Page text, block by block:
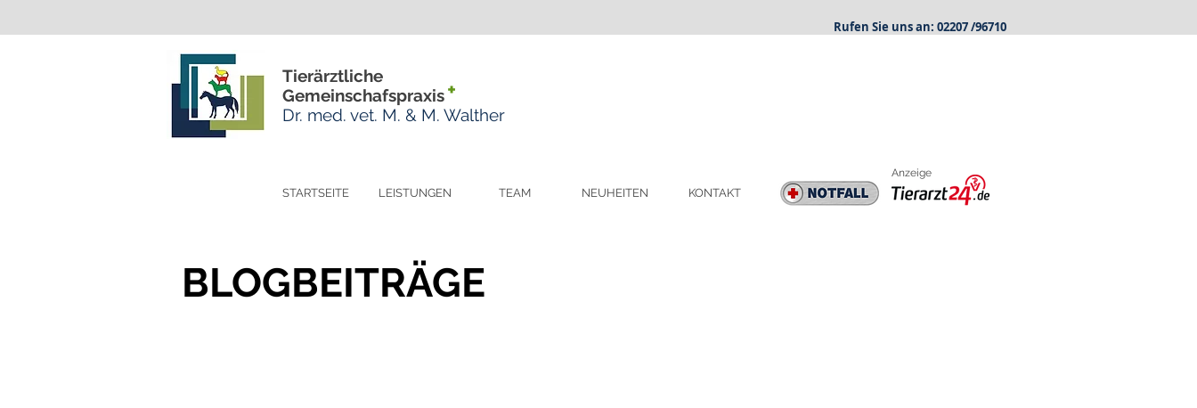
Rufen Sie uns an: 02207 /96710
Tierärztliche
Gemeinschafspraxis
Dr. med. vet. M. & M. Walther
+
STARTSEITE LEISTUNGEN TEAM NEUHEITEN KONTAKT
Anzeige
BLOGBEITRÄGE